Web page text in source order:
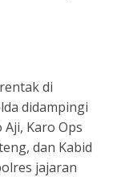
di
didampingi
Karo Ops
dan Kabid
jajaran